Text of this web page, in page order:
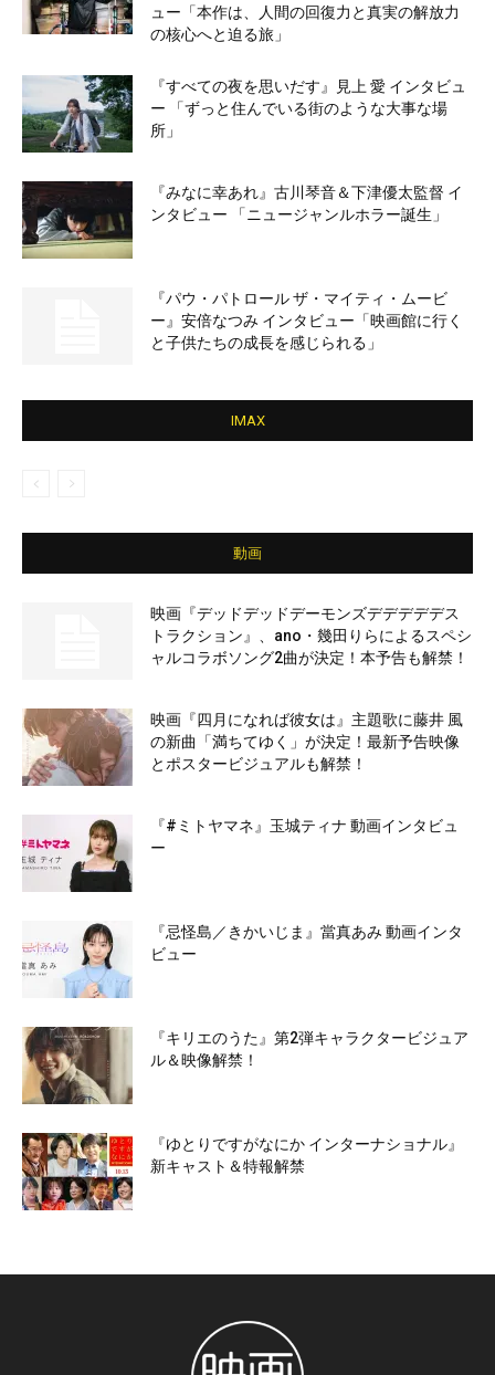
ュー「本作は、人間の回復力と真実の解放力
の核心へと迫る旅」
『すべての夜を思いだす』見上 愛 インタビュ
ー 「ずっと住んでいる街のような大事な場
所」
『みなに幸あれ』古川琴音＆下津優太監督 イ
ンタビュー 「ニュージャンルホラー誕生」
『パウ・パトロール ザ・マイティ・ムービ
ー』安倍なつみ インタビュー「映画館に行く
と子供たちの成長を感じられる」
IMAX
動画
映画『デッドデッドデーモンズデデデデデス
トラクション』、ano・幾田りらによるスペシ
ャルコラボソング2曲が決定！本予告も解禁！
映画『四月になれば彼女は』主題歌に藤井 風
の新曲「満ちてゆく」が決定！最新予告映像
とポスタービジュアルも解禁！
『#ミトヤマネ』玉城ティナ 動画インタビュ
ー
『忌怪島／きかいじま』當真あみ 動画インタ
ビュー
『キリエのうた』第2弾キャラクタービジュア
ル＆映像解禁！
『ゆとりですがなにか インターナショナル』
新キャスト＆特報解禁